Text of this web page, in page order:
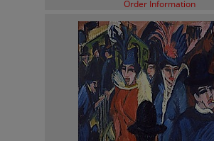
Order Information